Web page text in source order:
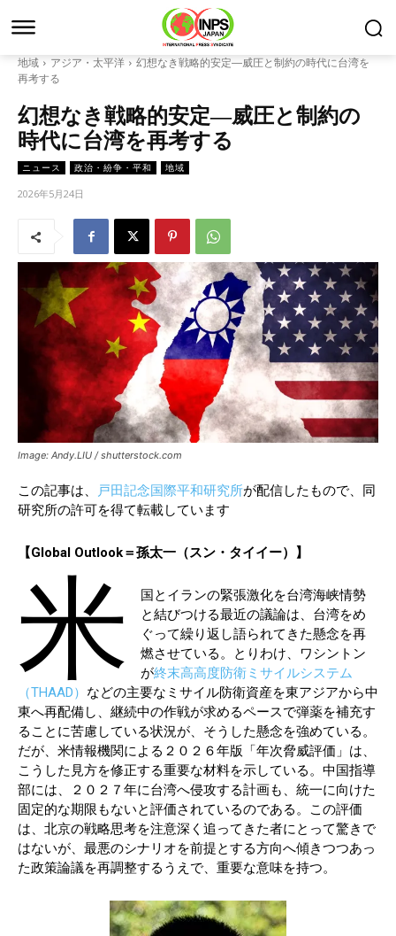
地域 アジア・太平洋
幻想なき戦略的安定―威圧と制約の時代に台湾を
再考する
幻想なき戦略的安定―威圧と制約の
時代に台湾を再考する
ニュース 政治・紛争・平和 地域
2026年5月24日
Image: Andy.LIU / shutterstock.com
この記事は、 戸田記念国際平和研究所が配信したもので、同
研究所の許可を得て転載しています
【Global Outlook＝孫太一（スン・タイイー）】
米
国とイランの緊張激化を台湾海峡情勢
と結びつける最近の議論は、台湾をめ
ぐって繰り返し語られてきた懸念を再
燃させている。とりわけ、ワシントン
が終末高高度防衛ミサイルシステム
（THAAD） などの主要なミサイル防衛資産を東アジアから中
東へ再配備し、継続中の作戦が求めるペースで弾薬を補充す
ることに苦慮している状況が、そうした懸念を強めている。
だが、米情報機関による２０２６年版「年次脅威評価」は、
こうした見方を修正する重要な材料を示している。中国指導
部には、２０２７年に台湾へ侵攻する計画も、統一に向けた
固定的な期限もないと評価されているのである。この評価
は、北京の戦略思考を注意深く追ってきた者にとって驚きで
はないが、最悪のシナリオを前提とする方向へ傾きつつあっ
た政策論議を再調整するうえで、重要な意味を持つ。